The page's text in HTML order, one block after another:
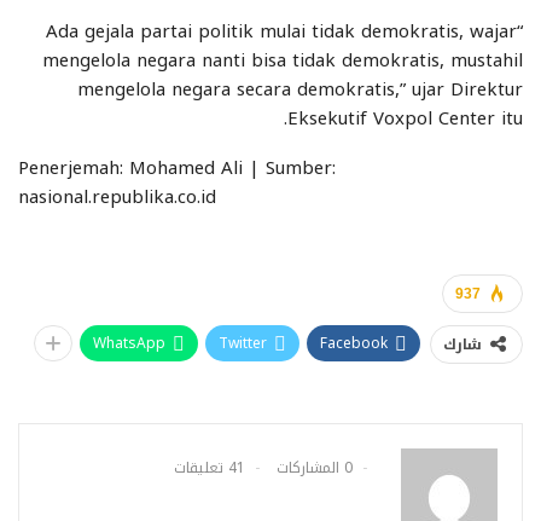
“Ada gejala partai politik mulai tidak demokratis, wajar
mengelola negara nanti bisa tidak demokratis, mustahil
mengelola negara secara demokratis,” ujar Direktur
Eksekutif Voxpol Center itu.
Penerjemah: Mohamed Ali | Sumber:
nasional.republika.co.id
937
شارك Facebook
Twitter
WhatsApp
0 المشاركات 41 تعليقات